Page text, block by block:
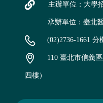
主辦單位：大學
承辦單位：臺北
(02)2736-1661 分
110 臺北市信義
四樓）